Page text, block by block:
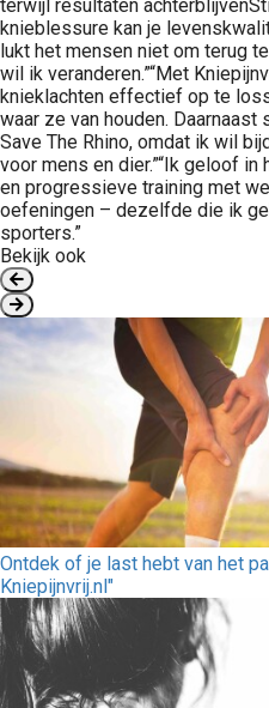
terwijl resultaten
knieblessure kan je
lukt het mensen niet om terug
wil ik veranderen.”“Met
knieklachten effectief op te
waar ze van houden.
Save The Rhino, omdat ik wil
voor mens en dier.”“Ik geloof
en progressieve training met
oefeningen – dezelfde die ik
sporters.”
Bekijk ook
Ontdek of je last hebt van het
Kniepijnvrij.nl"